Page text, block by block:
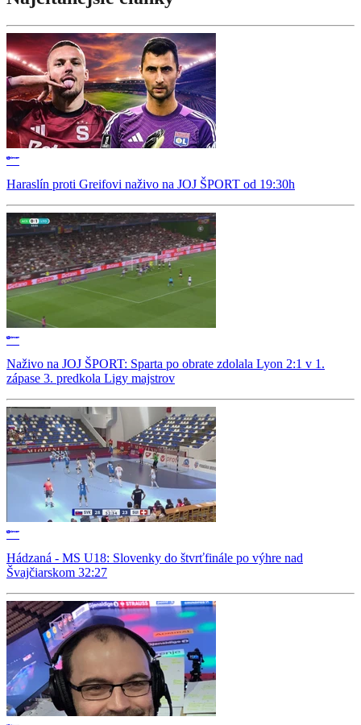
Haraslín proti Greifovi naživo na JOJ ŠPORT od 19:30h
Naživo na JOJ ŠPORT: Sparta po obrate zdolala Lyon 2:1 v 1.
zápase 3. predkola Ligy majstrov
Hádzaná - MS U18: Slovenky do štvrťfinále po výhre nad
Švajčiarskom 32:27